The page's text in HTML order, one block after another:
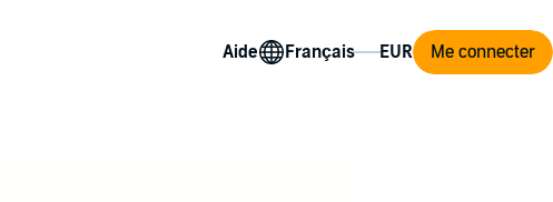
Aide Me connecter